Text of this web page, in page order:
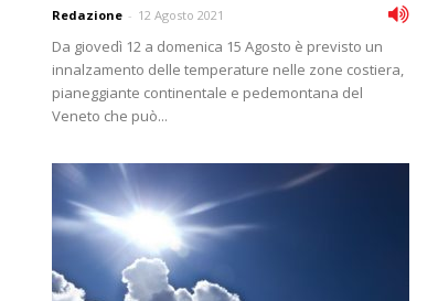
Redazione - 12 Agosto 2021
Da giovedì 12 a domenica 15 Agosto è previsto un
innalzamento delle temperature nelle zone costiera,
pianeggiante continentale e pedemontana del
Veneto che può...